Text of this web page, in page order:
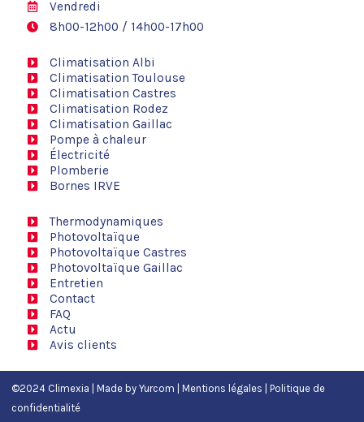
Vendredi
8h00-12h00 / 14h00-17h00
Climatisation Albi
Climatisation Toulouse
Climatisation Castres
Climatisation Rodez
Climatisation Gaillac
Pompe à chaleur
Électricité
Plomberie
Bornes IRVE
Thermodynamiques
Photovoltaïque
Photovoltaïque Castres
Photovoltaïque Gaillac
Entretien
Contact
FAQ
Actu
Avis clients
©2024 Climexia | Made byYurcom Mentions légales
Politique de
confidentialité